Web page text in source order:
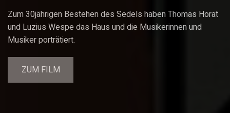
Zum 30jährigen Bestehen des Sedels haben Thomas Horat
und Luzius Wespe das Haus und die Musikerinnen und
Musiker porträtiert.
ZUM FILM